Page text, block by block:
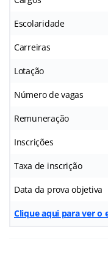
Escolaridade
Carreiras
Lotação
Número de vagas
Remuneração
Inscrições
Taxa de inscrição
Data da prova objetiva
Clique aqui para ver o